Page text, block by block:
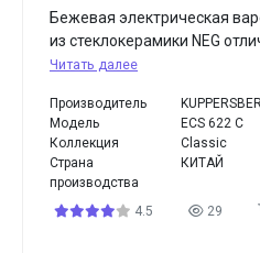
Бежевая электрическая
из стеклокерамики NEG
Читать далее
Производитель
Модель
ECS 622 C
Коллекция
Classic
Страна
производства
КИТАЙ
4.5 29